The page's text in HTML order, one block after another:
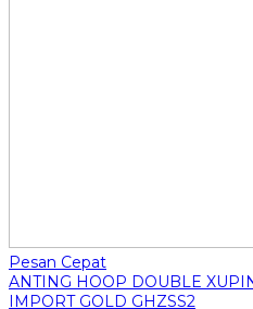
Pesan Cepat
ANTING HOOP DOUBLE
IMPORT GOLD GHZSS2